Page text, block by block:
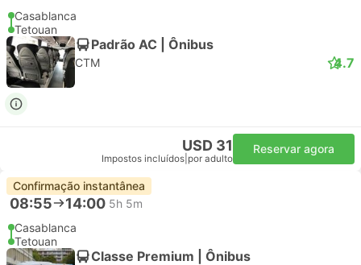
Casablanca
Tetouan
Padrão AC | Ônibus
CTM 4.7
USD 31
Impostos incluídos por adulto
Reservar agora
Confirmação instantânea
08:55 14:00 5h 5m
Casablanca
Tetouan
Classe Premium | Ônibus